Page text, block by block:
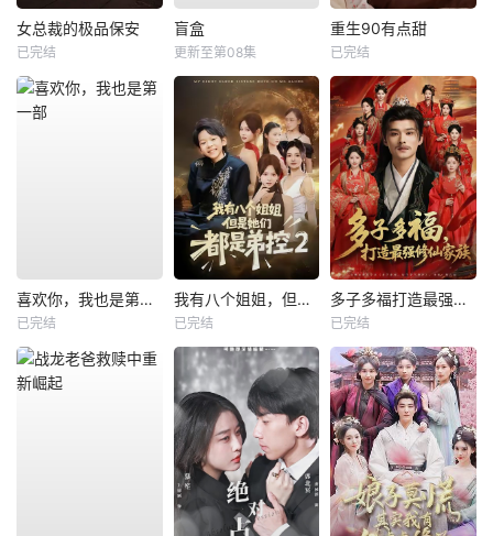
女总裁的极品保安
已完结
盲盒
更新至第08集
重生90有点甜
已完结
喜欢你，我也是第一部
已完结
我有八个姐姐，但是他们都是弟控2
已完结
多子多福打造最强修仙家族
已完结